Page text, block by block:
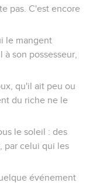
pas. C'est encore
le mangent
son possesseur,
qu'il ait peu ou
du riche ne le
le soleil : des
par celui qui les
événement